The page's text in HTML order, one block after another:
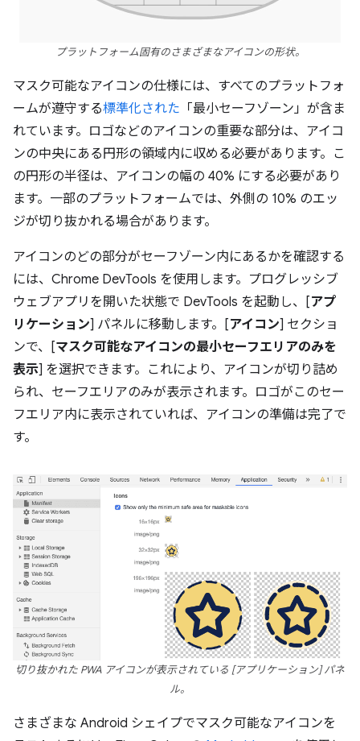
プラットフォーム固有のさまざまなアイコンの形状。
マスク可能なアイコンの仕様には、すべてのプラットフォ
ームが遵守する標準化された 「最小セーフゾーン」が含ま
れています。ロゴなどのアイコンの重要な部分は、アイコ
ンの中央にある円形の領域内に収める必要があります。こ
の円形の半径は、アイコンの幅の 40% にする必要があり
ます。一部のプラットフォームでは、外側の 10% のエッ
ジが切り抜かれる場合があります。
アイコンのどの部分がセーフゾーン内にあるかを確認する
には、Chrome DevTools を使用します。プログレッシブ
ウェブアプリを開いた状態で DevTools を起動し、[アプ
リケーション] パネルに移動します。[アイコン] セクショ
ンで、[マスク可能なアイコンの最小セーフエリアのみを
表示] を選択できます。これにより、アイコンが切り詰め
られ、セーフエリアのみが表示されます。ロゴがこのセー
フエリア内に表示されていれば、アイコンの準備は完了で
す。
切り抜かれた PWA アイコンが表示されている [アプリケーション] パネ
ル。
さまざまな Android シェイプでマスク可能なアイコンを